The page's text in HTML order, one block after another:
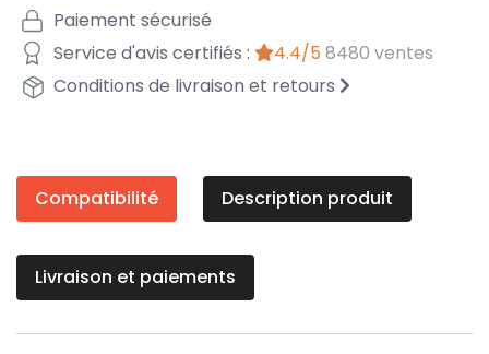
Paiement sécurisé
Service d'avis certifiés :
4.4/5 8480 ventes
Conditions de livraison et retours
Compatibilité Description produit
Livraison et paiements